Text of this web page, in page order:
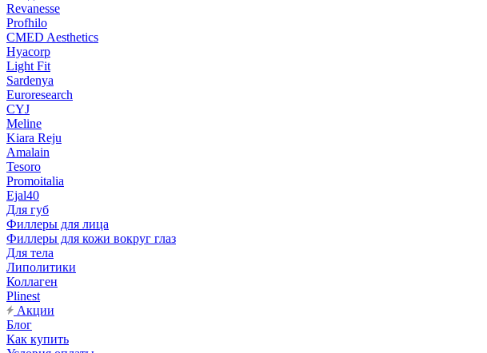
Revanesse
Profhilo
CMED Aesthetics
Hyacorp
Light Fit
Sardenya
Euroresearch
CYJ
Meline
Kiara Reju
Amalain
Tesoro
Promoitalia
Ejal40
Для губ
Филлеры для лица
Филлеры для кожи вокруг глаз
Для тела
Липолитики
Коллаген
Plinest
Акции
Блог
Как купить